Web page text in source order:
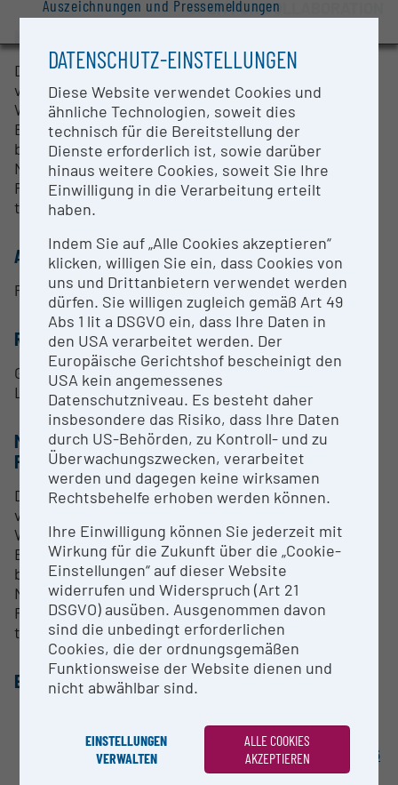
Auszeichnungen und PressemeldungenOPEN FOR COLLABORATION
Die Multiplexer/Frequenzkämme werden
verwendet, um an den Standorten TU Wien, Uni
Wien, JKU Linz und Uni Innsbruck ein vom
Bundesamt für Eich- und Vermessungswesen
bereitgestelltes optisches Referenzsignal bei 1542
Nanometer Wellenlänge in für die jeweilige lokale
Forschung relevante Wellenlängenbereiche zu
transferieren.
ANSPRECHPERSON
Prof. Dr. Thorsten Schumm
RESEARCH SERVICES
Grundlagenforschung im Bereich
Laserspektroskopie und Metrologie
METHODEN & EXPERTISE ZUR
FORSCHUNGSINFRASTRUKTUR
Die Multiplexer/Frequenzkämme werden
verwendet, um an den Standorten TU Wien, Uni
Wien, JKU Linz und Uni Innsbruck ein vom
Bundesamt für Eich- und Vermessungswesen
bereitgestelltes optisches Referenzsignal bei 1542
Nanometer Wellenlänge in für die jeweilige lokale
Forschung relevante Wellenlängenbereiche zu
transferieren.
EQUIPMENT
Referencing System, ORS) für 1Hz Linienbreite
Breitband-Erweiterung Infrarot - Optisch mit 6
Beat Detection Units (BDUs)
DATENSCHUTZ-EINSTELLUNGEN
Diese Website verwendet Cookies und
ähnliche Technologien, soweit dies
technisch für die Bereitstellung der
Dienste erforderlich ist, sowie darüber
hinaus weitere Cookies, soweit Sie Ihre
Einwilligung in die Verarbeitung erteilt
haben.
Indem Sie auf „Alle Cookies akzeptieren“
klicken, willigen Sie ein, dass Cookies von
uns und Drittanbietern verwendet werden
dürfen. Sie willigen zugleich gemäß Art 49
Abs 1 lit a DSGVO ein, dass Ihre Daten in
den USA verarbeitet werden. Der
Europäische Gerichtshof bescheinigt den
USA kein angemessenes
Datenschutzniveau. Es besteht daher
insbesondere das Risiko, dass Ihre Daten
durch US-Behörden, zu Kontroll- und zu
Überwachungszwecken, verarbeitet
werden und dagegen keine wirksamen
Rechtsbehelfe erhoben werden können.
Ihre Einwilligung können Sie jederzeit mit
Wirkung für die Zukunft über die „Cookie-
Einstellungen“ auf dieser Website
widerrufen und Widerspruch (Art 21
DSGVO) ausüben. Ausgenommen davon
sind die unbedingt erforderlichen
Cookies, die der ordnungsgemäßen
Funktionsweise der Website dienen und
nicht abwählbar sind.
EINSTELLUNGEN
VERWALTEN
ALLE COOKIES
AKZEPTIEREN